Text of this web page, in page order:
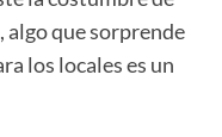
algo que sorprende
los locales es un